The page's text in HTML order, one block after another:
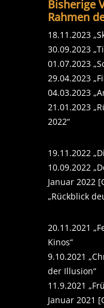
Bisherige
Rahmen
18.11.2023
30.09.2023
01.07.2023
29.04.2023
04.03.2023
21.01.2023
2022“
19.11.2022
10.09.2022
Januar 2022
„Rückblick
20.11.2021
Kinos“
9.10.2021
der Illusion“
11.9.2021
Januar 2021